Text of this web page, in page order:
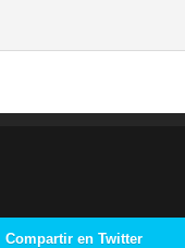
Compartir en Twitter